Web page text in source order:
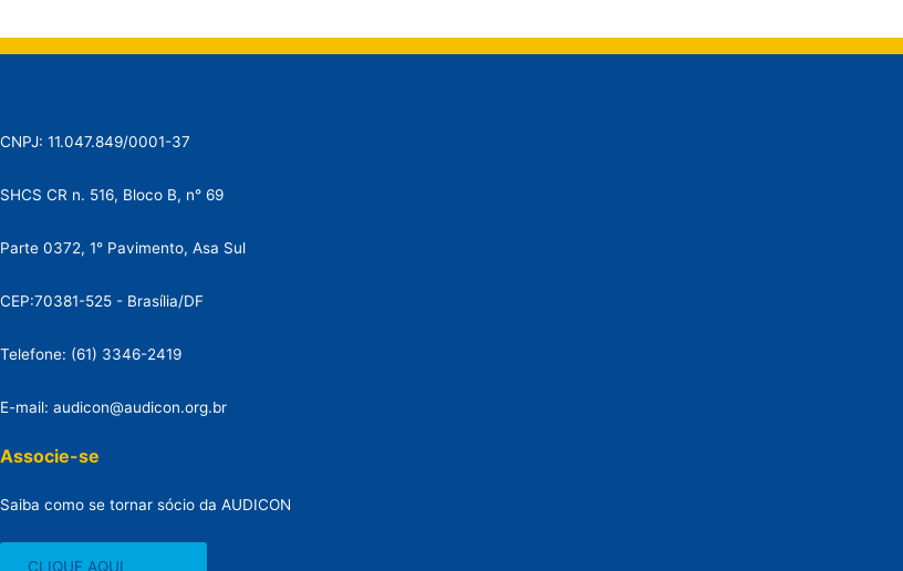
CNPJ: 11.047.849/0001-37
SHCS CR n. 516, Bloco B, n° 69
Parte 0372, 1° Pavimento, Asa Sul
CEP:70381-525 - Brasília/DF
Telefone: (61) 3346-2419
E-mail: audicon@audicon.org.br
Associe-se
Saiba como se tornar sócio da AUDICON
CLIQUE AQUI